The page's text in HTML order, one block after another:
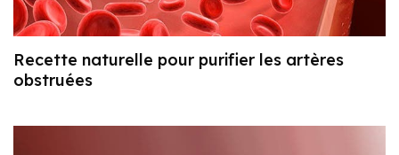
Recette naturelle pour purifier les artères
obstruées